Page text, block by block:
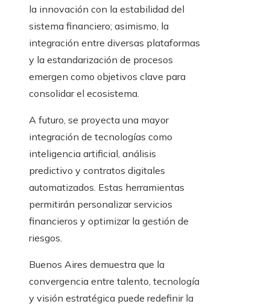
la innovación con la estabilidad del
sistema financiero; asimismo, la
integración entre diversas plataformas
y la estandarización de procesos
emergen como objetivos clave para
consolidar el ecosistema.
A futuro, se proyecta una mayor
integración de tecnologías como
inteligencia artificial, análisis
predictivo y contratos digitales
automatizados. Estas herramientas
permitirán personalizar servicios
financieros y optimizar la gestión de
riesgos.
Buenos Aires demuestra que la
convergencia entre talento, tecnología
y visión estratégica puede redefinir la